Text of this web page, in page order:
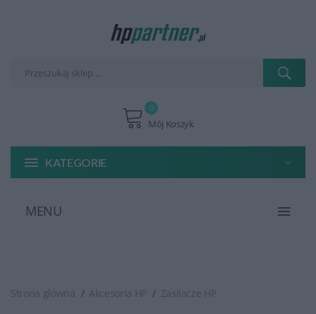
Mój Koszyk
0
KATEGORIE
MENU
Strona główna Akcesoria HP Zasilacze HP